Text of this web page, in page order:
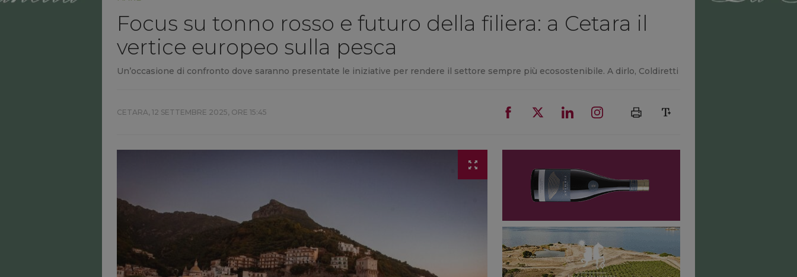
Focus su tonno rosso e futuro della filiera: a Cetara il
vertice europeo sulla pesca
Un’occasione di confronto dove saranno presentate le iniziative per rendere il settore sempre più ecosostenibile. A dirlo, Coldiretti
CETARA, 12 SETTEMBRE 2025, ORE 15:45